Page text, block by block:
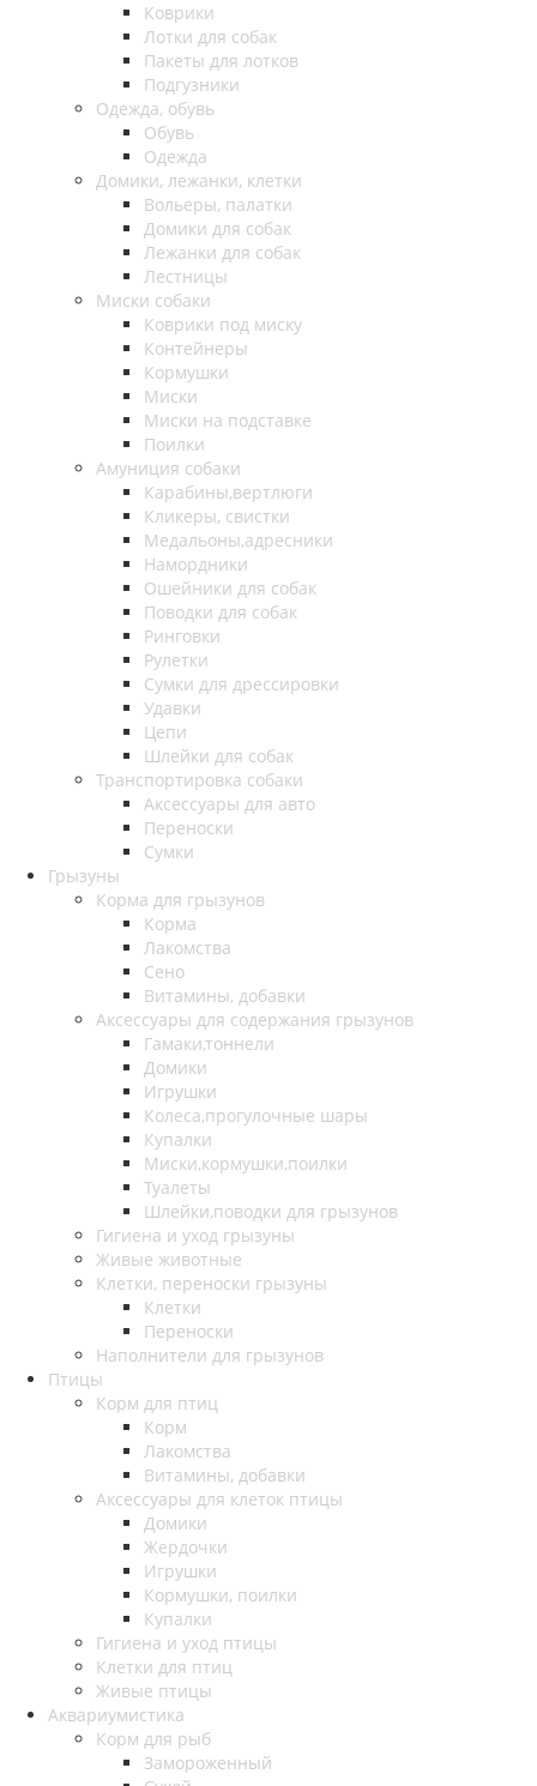
Коврики
Лотки для собак
Пакеты для лотков
Подгузники
Одежда, обувь
Обувь
Одежда
Домики, лежанки, клетки
Вольеры, палатки
Домики для собак
Лежанки для собак
Лестницы
Миски собаки
Коврики под миску
Контейнеры
Кормушки
Миски
Миски на подставке
Поилки
Амуниция собаки
Карабины,вертлюги
Кликеры, свистки
Медальоны,адресники
Намордники
Ошейники для собак
Поводки для собак
Ринговки
Рулетки
Сумки для дрессировки
Удавки
Цепи
Шлейки для собак
Транспортировка собаки
Аксессуары для авто
Переноски
Сумки
Грызуны
Корма для грызунов
Корма
Лакомства
Сено
Витамины, добавки
Аксессуары для содержания грызунов
Гамаки,тоннели
Домики
Игрушки
Колеса,прогулочные шары
Купалки
Миски,кормушки,поилки
Туалеты
Шлейки,поводки для грызунов
Гигиена и уход грызуны
Живые животные
Клетки, переноски грызуны
Клетки
Переноски
Наполнители для грызунов
Птицы
Корм для птиц
Корм
Лакомства
Витамины, добавки
Аксессуары для клеток птицы
Домики
Жердочки
Игрушки
Кормушки, поилки
Купалки
Гигиена и уход птицы
Клетки для птиц
Живые птицы
Аквариумистика
Корм для рыб
Замороженный